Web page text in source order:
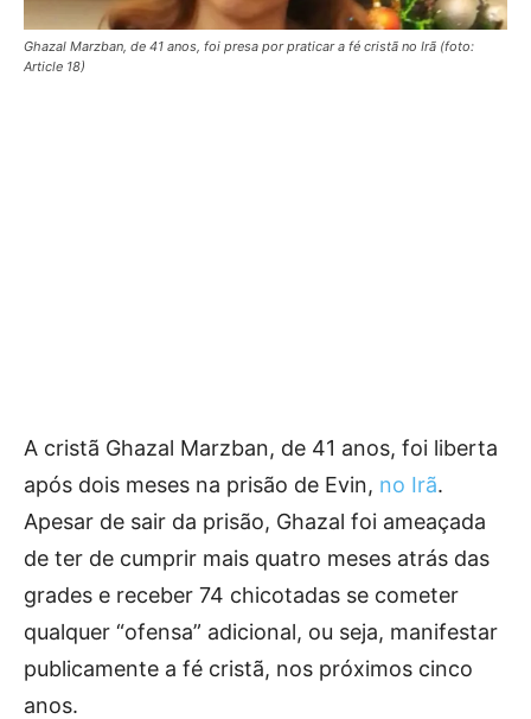
Ghazal Marzban, de 41 anos, foi presa por praticar a fé cristã no Irã (foto:
Article 18)
A cristã Ghazal Marzban, de 41 anos, foi liberta
após dois meses na prisão de Evin, no Irã.
Apesar de sair da prisão, Ghazal foi ameaçada
de ter de cumprir mais quatro meses atrás das
grades e receber 74 chicotadas se cometer
qualquer “ofensa” adicional, ou seja, manifestar
publicamente a fé cristã, nos próximos cinco
anos.